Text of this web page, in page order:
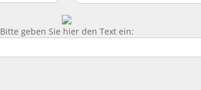
Bitte geben Sie hier den Text ein: